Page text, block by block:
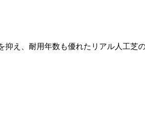
え、耐用年数も優れたリアル人工芝